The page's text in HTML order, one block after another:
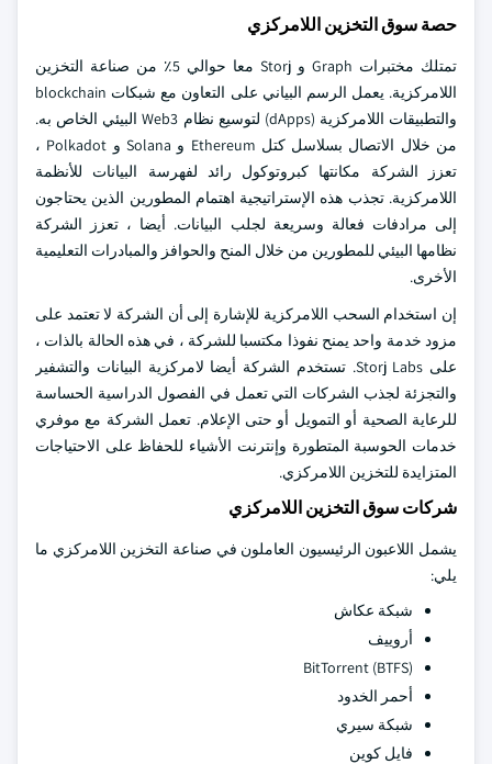
حصة سوق التخزين اللامركزي
تمتلك مختبرات Graph و Storj معا حوالي 5٪ من صناعة التخزين
اللامركزية. يعمل الرسم البياني على التعاون مع شبكات blockchain
والتطبيقات اللامركزية (dApps) لتوسيع نظام Web3 البيئي الخاص به.
من خلال الاتصال بسلاسل كتل Ethereum و Solana و Polkadot ،
تعزز الشركة مكانتها كبروتوكول رائد لفهرسة البيانات للأنظمة
اللامركزية. تجذب هذه الإستراتيجية اهتمام المطورين الذين يحتاجون
إلى مرادفات فعالة وسريعة لجلب البيانات. أيضا ، تعزز الشركة
نظامها البيئي للمطورين من خلال المنح والحوافز والمبادرات التعليمية
الأخرى.
إن استخدام السحب اللامركزية للإشارة إلى أن الشركة لا تعتمد على
مزود خدمة واحد يمنح نفوذا مكتسبا للشركة ، في هذه الحالة بالذات ،
على Storj Labs. تستخدم الشركة أيضا لامركزية البيانات والتشفير
والتجزئة لجذب الشركات التي تعمل في الفصول الدراسية الحساسة
للرعاية الصحية أو التمويل أو حتى الإعلام. تعمل الشركة مع موفري
خدمات الحوسبة المتطورة وإنترنت الأشياء للحفاظ على الاحتياجات
المتزايدة للتخزين اللامركزي.
شركات سوق التخزين اللامركزي
يشمل اللاعبون الرئيسيون العاملون في صناعة التخزين اللامركزي ما
يلي:
شبكة عكاش
أروييف
BitTorrent (BTFS)
أحمر الخدود
شبكة سيري
فايل كوين